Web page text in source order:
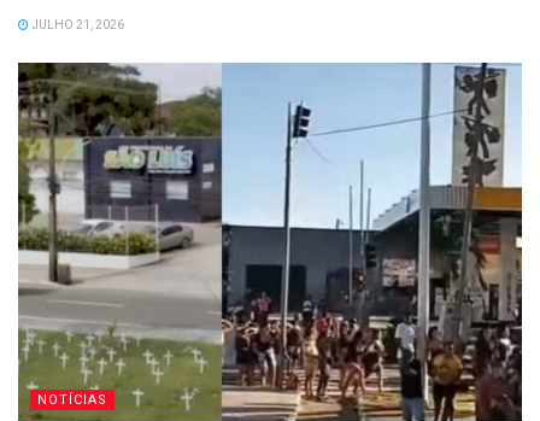
JULHO 21, 2026
NOTÍCIAS